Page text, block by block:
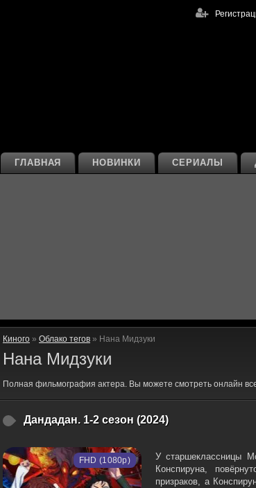
СЕРИАЛЫ
НОВИНКИ
ГЛАВНАЯ
Киного » Облако тегов » Нана Мидзуки
Нана Мидзуки
Полная фильмография актера. Вы можете смотреть онлайн
Дандадан. 1-2 сезон (2024)
FHD (1080p)
У старшеклассницы
Конспируна,
призраков, а